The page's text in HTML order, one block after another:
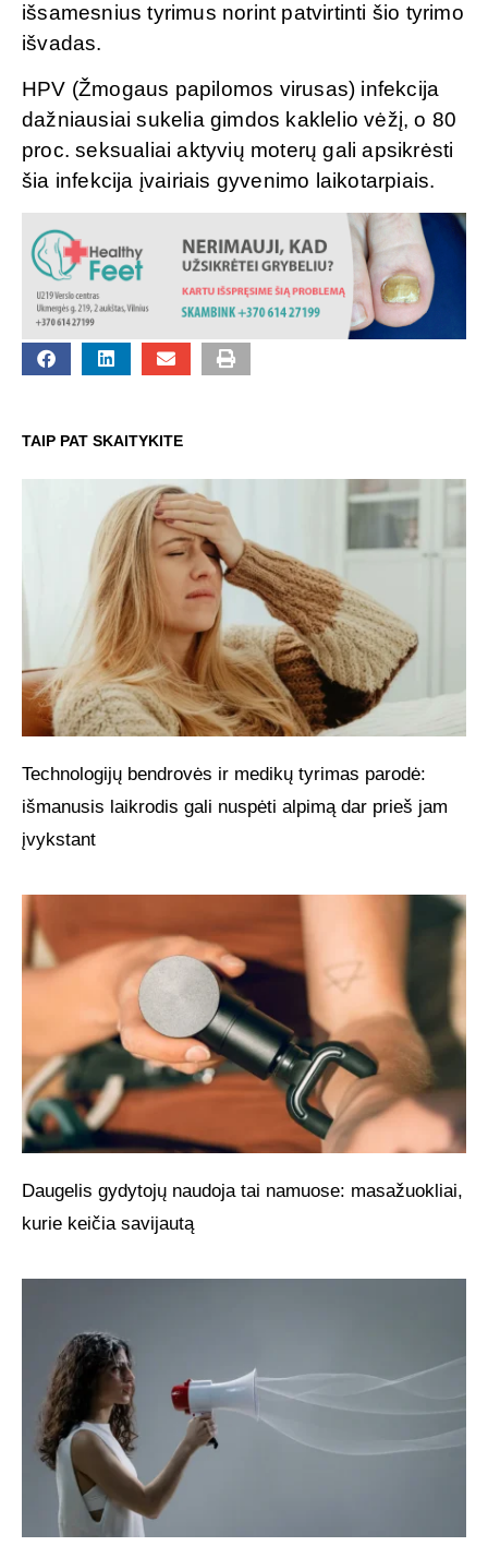
išsamesnius tyrimus norint patvirtinti šio tyrimo
išvadas.
HPV (Žmogaus papilomos virusas) infekcija
dažniausiai sukelia gimdos kaklelio vėžį, o 80
proc. seksualiai aktyvių moterų gali apsikrėsti
šia infekcija įvairiais gyvenimo laikotarpiais.
TAIP PAT SKAITYKITE
Technologijų bendrovės ir medikų tyrimas parodė:
išmanusis laikrodis gali nuspėti alpimą dar prieš jam
įvykstant
Daugelis gydytojų naudoja tai namuose: masažuokliai,
kurie keičia savijautą